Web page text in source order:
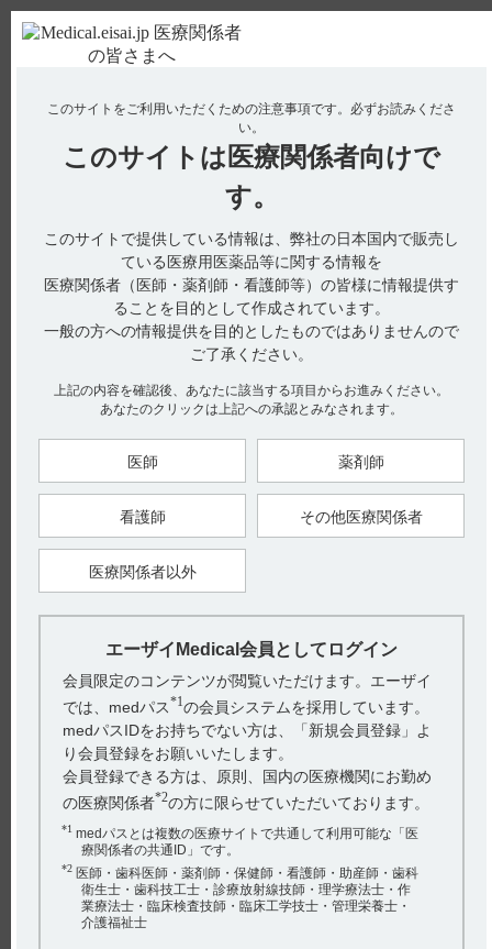
使用期限検索 Drug Information
No : 19177
【フィコンパ・点滴静注】 過量投与時の対処法
について教えてください。
電子添文には、過量投与について以下の記載があります。
13. 過量投与（引用1）
過量投与後にみられた主な症状は、精神状態変化、激越及び攻
撃的行動であった。
過量投与の際の特異的な薬物療法はない。なお、腎透析による
クリアランスの促進は期待できない。
【関連情報】
インタビューフォームには、過量投与について以下の記載があ
■過量投与（引用2）
事例が報告されており、その際、精神状態変化、激越及び攻撃
・本剤には、過量投与の際の特異的な薬物療法はなく、腎透析
によるクリアランスの促進は期待できないことから設定した。
インタビューフォームには、透析除去率について以下の記載が
あります。
■透析等による除去率（引用3）
該当資料なし
また、インタビューフォームには、血漿蛋白結合率について以
下の記載があります。
■血漿蛋白結合率（引用4）
95.3％～95.8％（in vitro、ヒト血漿、濃度20～2,000ng／mL）
（引用5）
【引用】
1）フィコンパ点滴静注用2mg電子添文 2024年4月改訂（第2
このサイトをご利用いただくための注意事項です。 必ずお読みくださ
い。
このサイトは 医療関係者向けで
す。
このサイトで提供している情報は、弊社の日本国内で販売し
ている医療用医薬品等に関する情報を
医療関係者（医師・薬剤師・看護師等）の皆様に情報提供す
ることを目的として作成されています。
一般の方への情報提供を目的としたものではありませんので
ご了承ください。
上記の内容を確認後、あなたに該当する項目からお進みください。
あなたのクリックは上記への承認とみなされます。
医師 薬剤師
看護師 その他医療関係者
医療関係者以外
エーザイMedical会員としてログイン
会員限定のコンテンツが閲覧いただけます。エーザイ
では、medパス*1の会員システムを採用しています。
medパスIDをお持ちでない方は、「新規会員登録」よ
り会員登録をお願いいたします。
会員登録できる方は、原則、国内の医療機関にお勤め
の医療関係者*2の方に限らせていただいております。
*1 medパスとは複数の医療サイトで共通して利用可能な「医
療関係者の共通ID」です。
*2 医師・歯科医師・薬剤師・保健師・看護師・助産師・歯科
衛生士・歯科技工士・診療放射線技師・理学療法士・作
業療法士・臨床検査技師・臨床工学技士・管理栄養士・
介護福祉士